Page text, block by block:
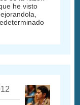
he visto